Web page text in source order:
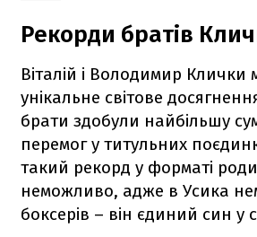
Рекорди братів
Віталій і Володимир Клички
унікальне світове
брати здобули найбільшу
перемог у титульних
такий рекорд у форматі
неможливо, адже в Усика
боксерів – він єдиний син у